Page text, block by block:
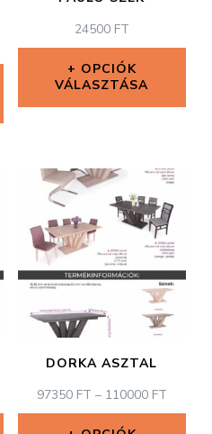
24500 FT
OPCIÓK
VÁLASZTÁSA
terméknek
több
variációja
van.
változatok
a
választhatók
DORKA ASZTAL
97350 FT – 110000 FT
97350